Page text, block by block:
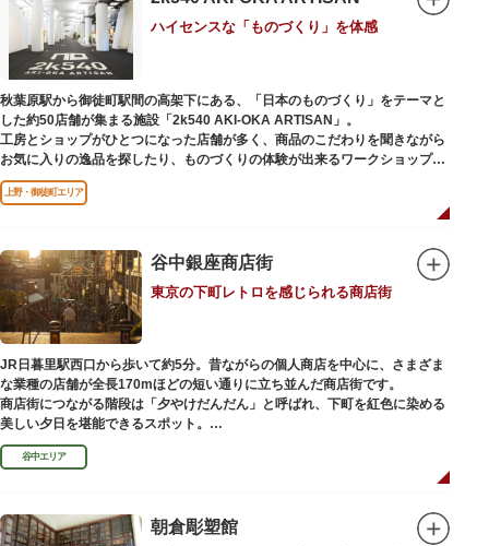
ご本尊である辯才天は、音楽と芸能の守り神として広く信仰され、
「辯”財”天」とも書くことから、金運上昇といったご利益もあると言われて
います。辯才天は琵琶を持った姿で知られていますが、不忍池辯天堂の辯才
天は、8本の腕に煩悩を破壊する武器をお持ちになっている「八臂辯才天
（はっぴべんざいてん）」。9月に行われる「巳成金（みなるかね）大祭」
で目にすることができます。
不忍池辯天堂には、豊臣秀吉公が大切にしていたという伝説のある、谷中七
福神とは別の「大黒天」も祀られています。
ハイセンスな「ものづくり」を体感
秋葉原駅から御徒町駅間の高架下にある、「日本のものづくり」をテーマと
した約50店舗が集まる施設「2k540 AKI-OKA ARTISAN」。
工房とショップがひとつになった店舗が多く、商品のこだわりを聞きながら
お気に入りの逸品を探したり、ものづくりの体験が出来るワークショップに
参加して自分だけのオリジナル商品を作ったり、クリエイターと直接コミュ
ニケーションをとりながらのショッピングが楽しめます。飲食店もあるので
ないぬくもりと、新しいデザインの商品に出会うことができます。
名前の由来は、東京駅から2k540m付近にあることから「2k540」、秋葉原
駅（AKIHABARA）と御徒町駅（OKACHIMACHI）の間にあるという造語
「AKI-OKA」、フランス語で「職人」を意味する「ARTISAN」を組み合わ
せたもの。
施設周辺は、江戸の文化を伝える伝統工芸職人の街だったという背景もあ
り、現在もジュエリーや皮製品を扱うお店が多く、高いセンスとクオリティ
をもった店舗が集結しています。
上野・御徒町エリア
谷中銀座商店街
東京の下町レトロを感じられる商店街
JR日暮里駅西口から歩いて約5分。昔ながらの個人商店を中心に、さまざま
な業種の店舗が全長170mほどの短い通りに立ち並んだ商店街です。
商店街につながる階段は「夕やけだんだん」と呼ばれ、下町を紅色に染める
美しい夕日を堪能できるスポット。
谷中銀座商店街は1945年頃に自然発生的に生まれ、現在の近隣型商店街へと
発展。昭和の懐かしい商店街の景観を見ることができます。東京の下町レト
観光客が訪れ、買い物や散策を楽しんでいます。
谷中エリア
朝倉彫塑館